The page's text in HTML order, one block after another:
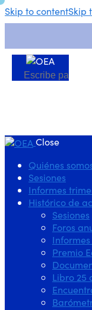
Skip to contentSkip
Close
Quiénes
Sesiones
Informes
Histórico de
Sesiones
Foros
Premio
Libro 25